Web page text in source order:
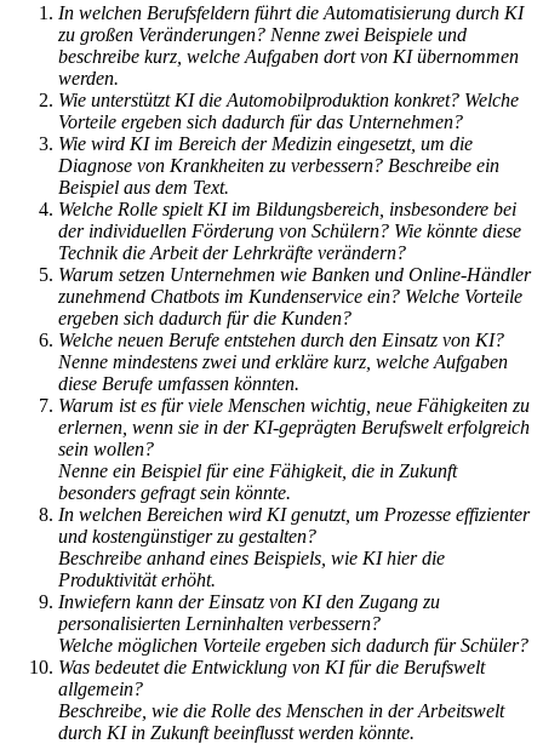
In welchen Berufsfeldern führt die Automatisierung durch KI
zu großen Veränderungen? Nenne zwei Beispiele und
beschreibe kurz, welche Aufgaben dort von KI übernommen
werden.
Wie unterstützt KI die Automobilproduktion konkret? Welche
Vorteile ergeben sich dadurch für das Unternehmen?
Wie wird KI im Bereich der Medizin eingesetzt, um die
Diagnose von Krankheiten zu verbessern? Beschreibe ein
Beispiel aus dem Text.
Welche Rolle spielt KI im Bildungsbereich, insbesondere bei
der individuellen Förderung von Schülern? Wie könnte diese
Technik die Arbeit der Lehrkräfte verändern?
Warum setzen Unternehmen wie Banken und Online-Händler
zunehmend Chatbots im Kundenservice ein? Welche Vorteile
ergeben sich dadurch für die Kunden?
Welche neuen Berufe entstehen durch den Einsatz von KI?
Nenne mindestens zwei und erkläre kurz, welche Aufgaben
diese Berufe umfassen könnten.
Warum ist es für viele Menschen wichtig, neue Fähigkeiten zu
erlernen, wenn sie in der KI-geprägten Berufswelt erfolgreich
sein wollen?
Nenne ein Beispiel für eine Fähigkeit, die in Zukunft
besonders gefragt sein könnte.
In welchen Bereichen wird KI genutzt, um Prozesse effizienter
und kostengünstiger zu gestalten?
Beschreibe anhand eines Beispiels, wie KI hier die
Produktivität erhöht.
Inwiefern kann der Einsatz von KI den Zugang zu
personalisierten Lerninhalten verbessern?
Welche möglichen Vorteile ergeben sich dadurch für Schüler?
Was bedeutet die Entwicklung von KI für die Berufswelt
allgemein?
Beschreibe, wie die Rolle des Menschen in der Arbeitswelt
durch KI in Zukunft beeinflusst werden könnte.